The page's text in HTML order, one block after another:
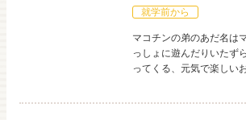
就学前から
マコチンの弟のあだ名は
っしょに遊んだりいたず
ってくる、元気で楽しい